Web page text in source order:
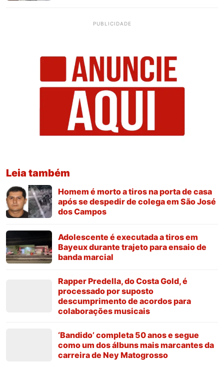
PUBLICIDADE
Leia também
Homem é morto a tiros na porta de casa
após se despedir de colega em São José
dos Campos
Adolescente é executada a tiros em
Bayeux durante trajeto para ensaio de
banda marcial
Rapper Predella, do Costa Gold, é
processado por suposto
descumprimento de acordos para
colaborações musicais
‘Bandido’ completa 50 anos e segue
como um dos álbuns mais marcantes da
carreira de Ney Matogrosso